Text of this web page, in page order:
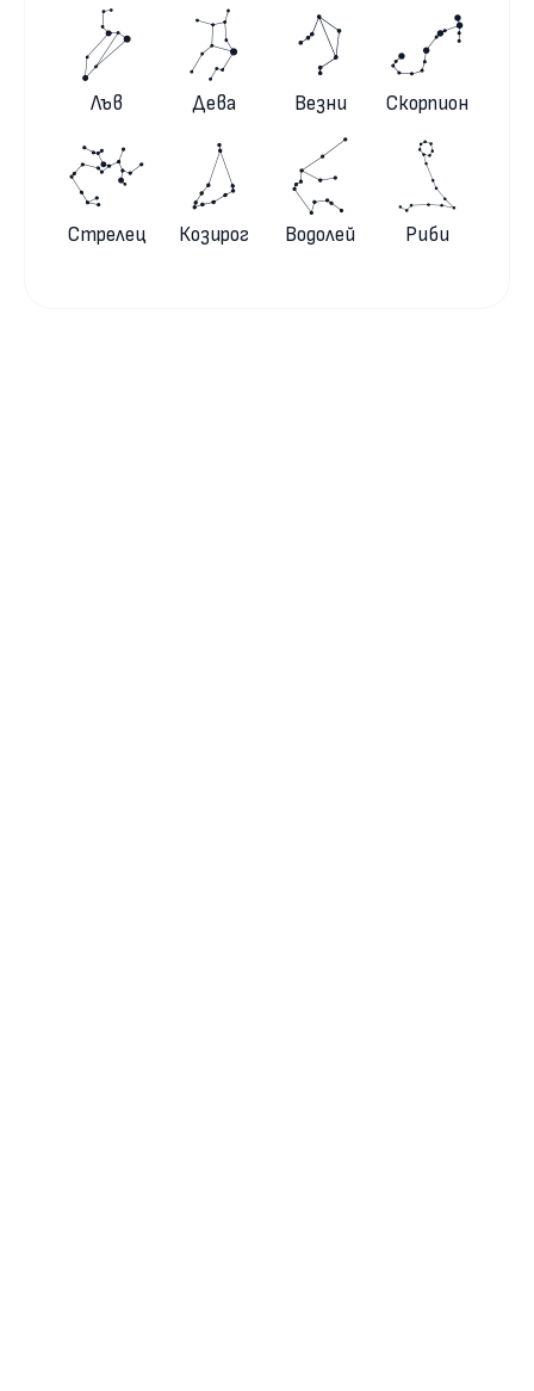
Лъв Дева Везни Скорпион
Стрелец Козирог Водолей Риби